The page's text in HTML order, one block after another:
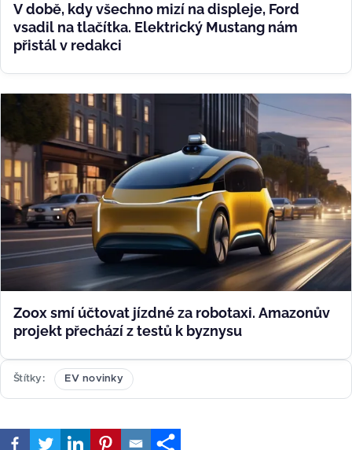
V době, kdy všechno mizí na displeje, Ford
vsadil na tlačítka. Elektrický Mustang nám
přistál v redakci
Zoox smí účtovat jízdné za robotaxi. Amazonův
projekt přechází z testů k byznysu
Štítky EV novinky